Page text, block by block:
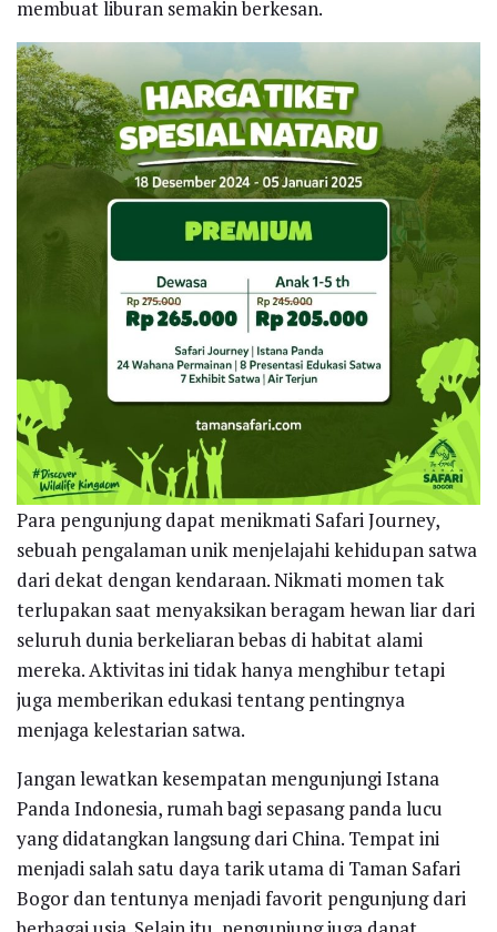
membuat liburan semakin berkesan.
Para pengunjung dapat menikmati Safari Journey,
sebuah pengalaman unik menjelajahi kehidupan satwa
dari dekat dengan kendaraan. Nikmati momen tak
terlupakan saat menyaksikan beragam hewan liar dari
seluruh dunia berkeliaran bebas di habitat alami
mereka. Aktivitas ini tidak hanya menghibur tetapi
juga memberikan edukasi tentang pentingnya
menjaga kelestarian satwa.
Jangan lewatkan kesempatan mengunjungi Istana
Panda Indonesia, rumah bagi sepasang panda lucu
yang didatangkan langsung dari China. Tempat ini
menjadi salah satu daya tarik utama di Taman Safari
Bogor dan tentunya menjadi favorit pengunjung dari